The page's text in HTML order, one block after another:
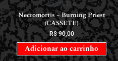
CASSETES
Necromortis – Burning Priest
(CASSETE)
R$90,00
Adicionar ao carrinho